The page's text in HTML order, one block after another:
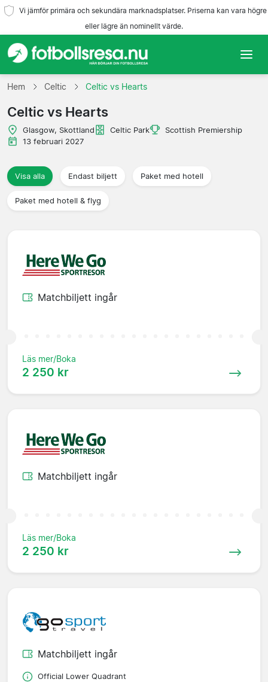
Vi jämför primära och sekundära marknadsplatser. Priserna kan vara högre
eller lägre än nominellt värde.
Hem
Lag
Ligor
Resebyråer
Hem Celtic Celtic vs Hearts
Celtic vs Hearts
Glasgow, Skottland Celtic Park
Scottish Premiership
13 februari 2027
Visa alla Endast biljett Paket med hotell
Paket med hotell & flyg
Matchbiljett ingår
Läs mer/Boka
2 250 kr
Matchbiljett ingår
Läs mer/Boka
2 250 kr
Matchbiljett ingår
Official Lower Quadrant